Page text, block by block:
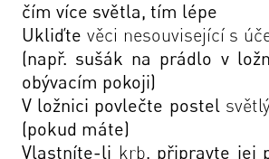
čím více světla, tím lépe
Ukliďte věci nesouvisející s
(např. sušák na prádlo v
obývacím pokoji)
V ložnici povlečte postel
(pokud máte)
Vlastníte-li krb, připravte jej